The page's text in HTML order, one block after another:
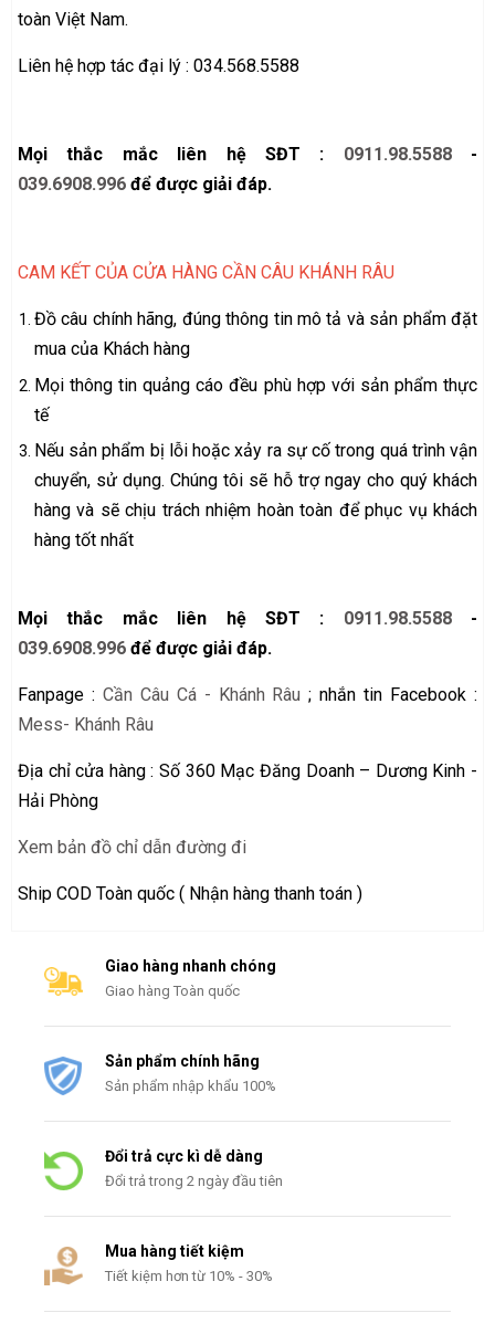
toàn Việt Nam.
Liên hệ hợp tác đại lý : 034.568.5588
Mọi thắc mắc liên hệ SĐT : 0911.98.5588-
039.6908.996 để được giải đáp.
CAM KẾT CỦA CỬA HÀNG CẦN CÂU KHÁNH RÂU
Đồ câu chính hãng, đúng thông tin mô tả và sản phẩm đặt
mua của Khách hàng
Mọi thông tin quảng cáo đều phù hợp với sản phẩm thực
tế
Nếu sản phẩm bị lỗi hoặc xảy ra sự cố trong quá trình vận
chuyển, sử dụng. Chúng tôi sẽ hỗ trợ ngay cho quý khách
hàng và sẽ chịu trách nhiệm hoàn toàn để phục vụ khách
hàng tốt nhất
Mọi thắc mắc liên hệ SĐT : 0911.98.5588-
039.6908.996 để được giải đáp.
Fanpage : Cần Câu Cá - Khánh Râu ; nhắn tin Facebook :
Mess- Khánh Râu
Địa chỉ cửa hàng : Số 360 Mạc Đăng Doanh – Dương Kinh -
Hải Phòng
Xem bản đồ chỉ dẫn đường đi
Ship COD Toàn quốc ( Nhận hàng thanh toán )
Giao hàng nhanh chóng
Giao hàng Toàn quốc
Sản phẩm chính hãng
Sản phẩm nhập khẩu 100%
Đổi trả cực kì dễ dàng
Đổi trả trong 2 ngày đầu tiên
Mua hàng tiết kiệm
Tiết kiệm hơn từ 10% - 30%